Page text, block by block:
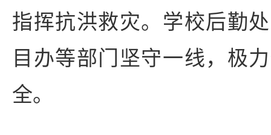
指挥抗洪救灾。学校后勤
目办等部门坚守一线，极
全。